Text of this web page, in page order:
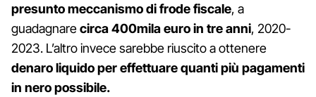
presuntomeccanismo di frode fiscale, a
guadagnarecirca 400mila euro in tre anni, 2020-
2023. L’altro invece sarebbe riuscito a ottenere
denaro liquido per effettuare quanti più pagamenti
in nero possibile.